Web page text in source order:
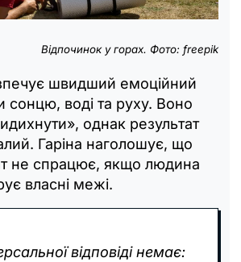
Відпочинок у горах. Фото: freepik
швидший емоційний
сонцю, воді та руху. Воно
однак результат
Гаріна наголошує, що
не спрацює, якщо людина
власні межі.
відповіді немає: